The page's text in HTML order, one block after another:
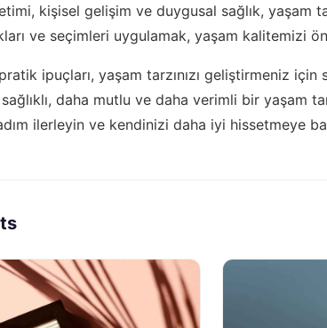
kişisel gelişim ve duygusal sağlık, yaşam
ve seçimleri uygulamak, yaşam kalitemizi
ipuçları, yaşam tarzınızı geliştirmeniz için
daha mutlu ve daha verimli bir yaşam
ilerleyin ve kendinizi daha iyi hissetmeye